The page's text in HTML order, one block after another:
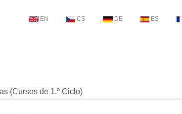
EN CS DE ES
(Cursos de 1.º Ciclo)